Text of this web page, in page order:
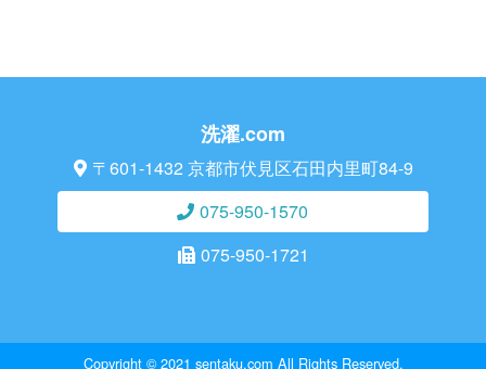
洗濯.com
〒601-1432 京都市伏見区石田内里町84-9
075-950-1570
075-950-1721
Copyright © 2021 sentaku.com All Rights Reserved.